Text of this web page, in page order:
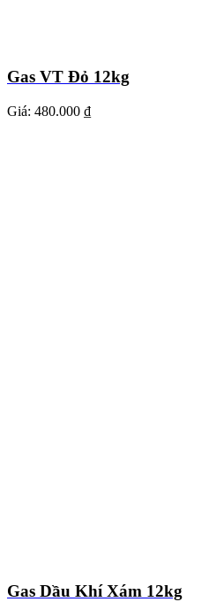
Gas VT Đỏ 12kg
Giá: 480.000 ₫
Gas Dầu Khí Xám 12kg